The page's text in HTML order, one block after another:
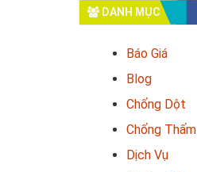
DANH MỤC
Báo Giá
Blog
Chống Dột
Chống Thấm
Dịch Vụ